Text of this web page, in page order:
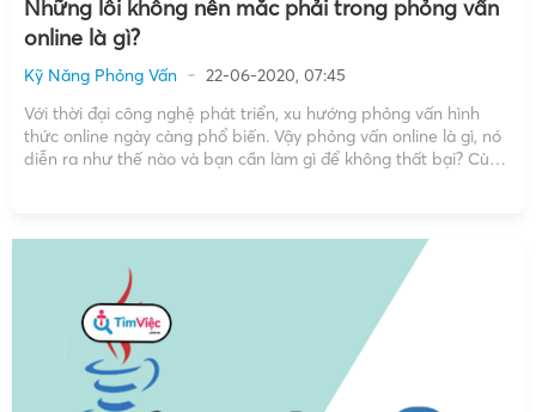
Những lỗi không nên mắc phải trong phỏng vấn
online là gì?
Kỹ Năng Phỏng Vấn
22-06-2020, 07:45
Với thời đại công nghệ phát triển, xu hướng phỏng vấn hình
thức online ngày càng phổ biến. Vậy phỏng vấn online là gì, nó
diễn ra như thế nào và bạn cần làm gì để không thất bại? Cùng